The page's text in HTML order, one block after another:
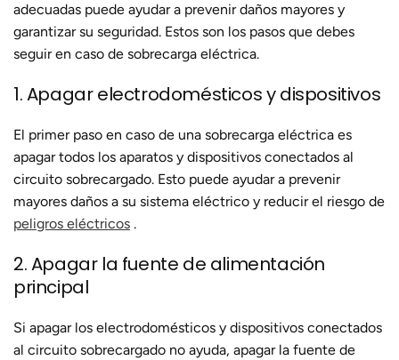
adecuadas puede ayudar a prevenir daños mayores y
garantizar su seguridad. Estos son los pasos que debes
seguir en caso de sobrecarga eléctrica.
1. Apagar electrodomésticos y dispositivos
El primer paso en caso de una sobrecarga eléctrica es
apagar todos los aparatos y dispositivos conectados al
circuito sobrecargado. Esto puede ayudar a prevenir
mayores daños a su sistema eléctrico y reducir el riesgo de
peligros eléctricos .
2. Apagar la fuente de alimentación
principal
Si apagar los electrodomésticos y dispositivos conectados
al circuito sobrecargado no ayuda, apagar la fuente de